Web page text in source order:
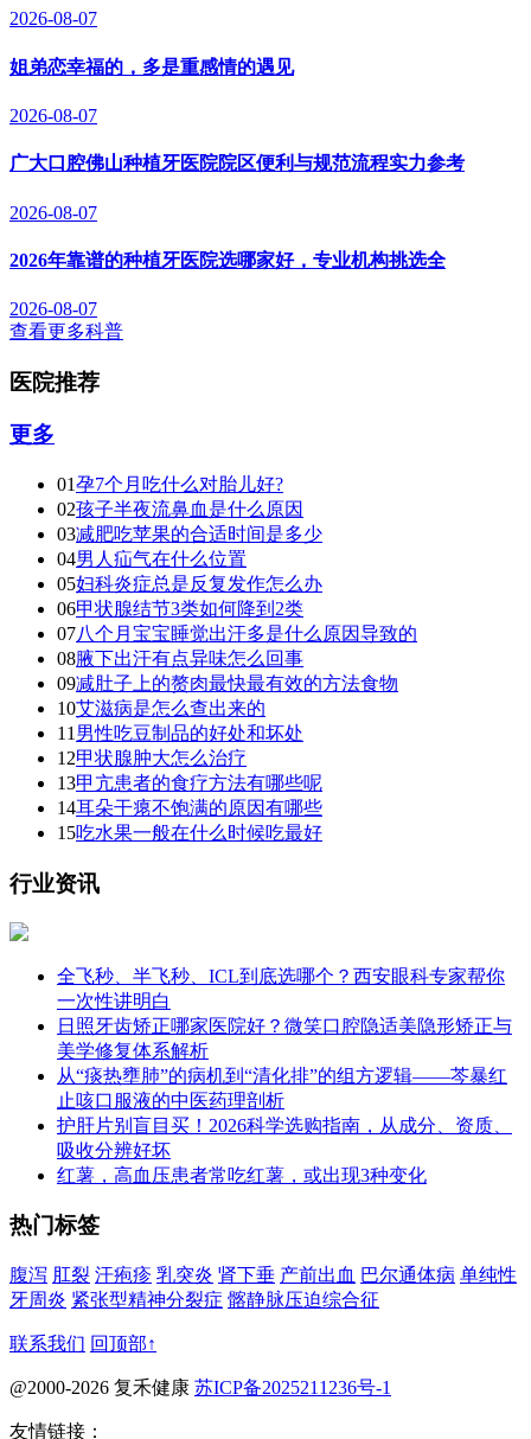
2026-08-07
姐弟恋幸福的，多是重感情的遇见
2026-08-07
广大口腔佛山种植牙医院院区便利与规范流程实力参考
2026-08-07
2026年靠谱的种植牙医院选哪家好，专业机构挑选全
2026-08-07
查看更多科普
医院推荐
更多
01孕7个月吃什么对胎儿好?
02孩子半夜流鼻血是什么原因
03减肥吃苹果的合适时间是多少
04男人疝气在什么位置
05妇科炎症总是反复发作怎么办
06甲状腺结节3类如何降到2类
07八个月宝宝睡觉出汗多是什么原因导致的
08腋下出汗有点异味怎么回事
09减肚子上的赘肉最快最有效的方法食物
10艾滋病是怎么查出来的
11 男性吃豆制品的好处和坏处
12甲状腺肿大怎么治疗
13甲亢患者的食疗方法有哪些呢
14耳朵干瘪不饱满的原因有哪些
15吃水果一般在什么时候吃最好
行业资讯
全飞秒、半飞秒、ICL到底选哪个？西安眼科专家帮你
一次性讲明白
日照牙齿矫正哪家医院好？微笑口腔隐适美隐形矫正与
美学修复体系解析
从“痰热壅肺”的病机到“清化排”的组方逻辑——芩暴红
止咳口服液的中医药理剖析
护肝片别盲目买！2026科学选购指南，从成分、资质、
吸收分辨好坏
红薯，高血压患者常吃红薯，或出现3种变化
热门标签
腹泻 肛裂 汗疱疹 乳突炎 肾下垂 产前出血 巴尔通体病 单纯性
牙周炎 紧张型精神分裂症 髂静脉压迫综合征
联系我们 回顶部↑
@2000-2026 复禾健康 苏ICP备2025211236号-1
友情链接：